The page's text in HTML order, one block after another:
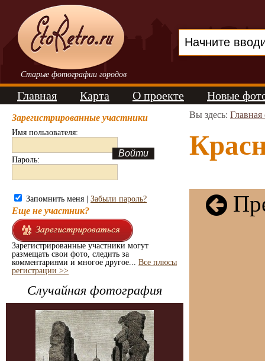
Старые фотографии городов
Главная Карта О проекте Новые
Зарегистрированные участники
Имя пользователя:
Пароль:
Запомнить меня | Забыли пароль?
Еще не участник?
Зарегистрированные участники могут
размещать свои фото, следить за
комментариями и многое другое... Все плюсы
регистрации >>
Случайная фотография
Вы здесь: Главная